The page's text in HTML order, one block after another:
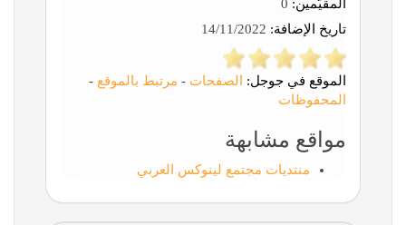
المقيّمين:
تاريخ الإضافة:
الموقع في جوجل: الصفحات - مرتبط بالموقع -
المحفوظات
مواقع مشابهة
منتديات مجتمع لينوكس العربي